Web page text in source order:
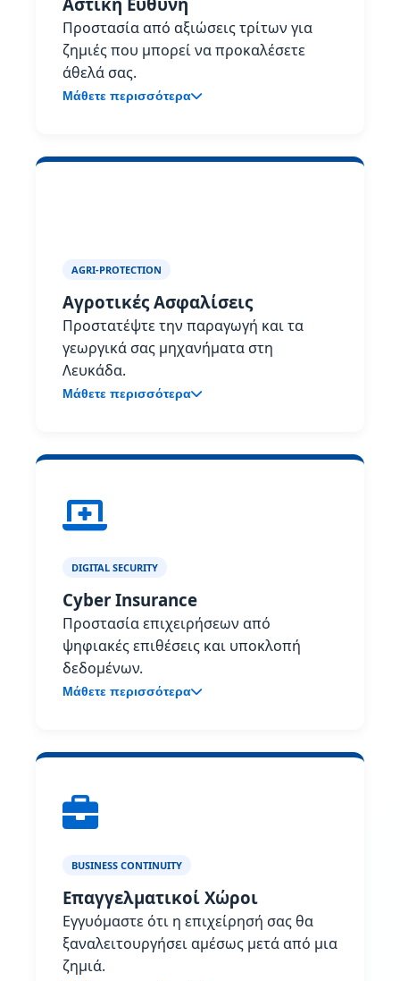
Προστασία από αξιώσεις τρίτων για
ζημιές που μπορεί να προκαλέσετε
άθελά σας.
Μάθετε περισσότερα
AGRI-PROTECTION
Αγροτικές Ασφαλίσεις
Προστατέψτε την παραγωγή και τα
γεωργικά σας μηχανήματα στη
Λευκάδα.
Μάθετε περισσότερα
DIGITAL SECURITY
Cyber Insurance
Προστασία επιχειρήσεων από
ψηφιακές επιθέσεις και υποκλοπή
δεδομένων.
Μάθετε περισσότερα
BUSINESS CONTINUITY
Επαγγελματικοί Χώροι
Εγγυόμαστε ότι η επιχείρησή σας θα
ξαναλειτουργήσει αμέσως μετά από μια
ζημιά.